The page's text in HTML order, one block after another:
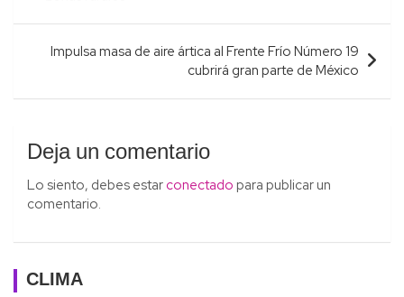
entradas
Impulsa masa de aire ártica al Frente Frío Número 19
cubrirá gran parte de México
Deja un comentario
Lo siento, debes estar conectado para publicar un
comentario.
CLIMA